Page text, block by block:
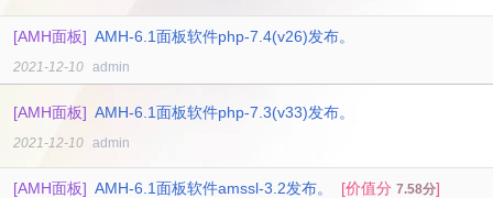
[AMH面板] AMH-6.1面板软件php-7.4(v26)发布。
2021-12-10 admin
[AMH面板] AMH-6.1面板软件php-7.3(v33)发布。
2021-12-10 admin
[AMH面板] AMH-6.1面板软件amssl-3.2发布。 [价值分 7.58分]